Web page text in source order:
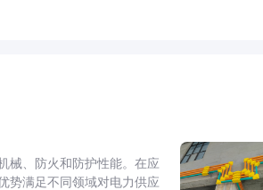
械、防火和防护性能。在应
势满足不同领域对电力供应